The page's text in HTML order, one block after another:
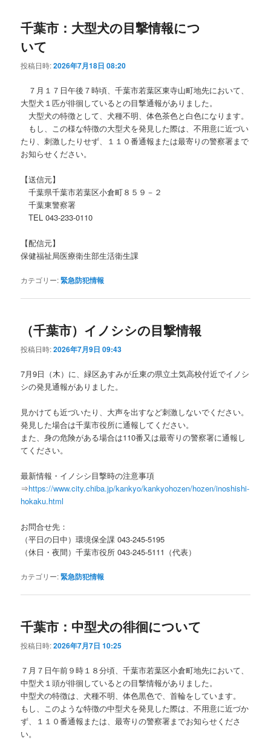
千葉市：大型犬の目撃情報につ
いて
投稿日時:2026年7月18日 08:20
７月１７日午後７時頃、千葉市若葉区東寺山町地先において、
大型犬１匹が徘徊しているとの目撃通報がありました。
大型犬の特徴として、犬種不明、体色茶色と白色になります。
もし、この様な特徴の大型犬を発見した際は、不用意に近づい
たり、刺激したりせず、１１０番通報または最寄りの警察署まで
お知らせください。
【送信元】
千葉県千葉市若葉区小倉町８５９－２
千葉東警察署
TEL 043-233-0110
【配信元】
保健福祉局医療衛生部生活衛生課
カテゴリー:緊急防犯情報
（千葉市）イノシシの目撃情報
投稿日時:2026年7月9日 09:43
7月9日（木）に、緑区あすみが丘東の県立土気高校付近でイノシ
シの発見通報がありました。
見かけても近づいたり、大声を出すなど刺激しないでください。
発見した場合は千葉市役所に通報してください。
また、身の危険がある場合は110番又は最寄りの警察署に通報し
てください。
最新情報・イノシシ目撃時の注意事項
⇒https://www.city.chiba.jp/kankyo/kankyohozen/hozen/inoshishi-
hokaku.html
お問合せ先：
（平日の日中）環境保全課 043-245-5195
（休日・夜間）千葉市役所 043-245-5111（代表）
カテゴリー:緊急防犯情報
千葉市：中型犬の徘徊について
投稿日時:2026年7月7日 10:25
７月７日午前９時１８分頃、千葉市若葉区小倉町地先において、
中型犬１頭が徘徊しているとの目撃情報がありました。
中型犬の特徴は、犬種不明、体色黒色で、首輪をしています。
もし、このような特徴の中型犬を発見した際は、不用意に近づか
ず、１１０番通報または、最寄りの警察署までお知らせくださ
い。